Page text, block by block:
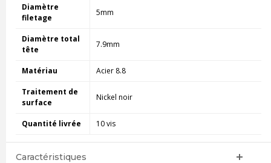
Diamètre
filetage
5mm
Diamètre total
tête
7.9mm
Matériau Acier 8.8
Traitement de
surface
Nickel noir
Quantité livrée 10 vis
Caractéristiques